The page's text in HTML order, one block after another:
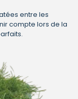
entre les
compte lors de la